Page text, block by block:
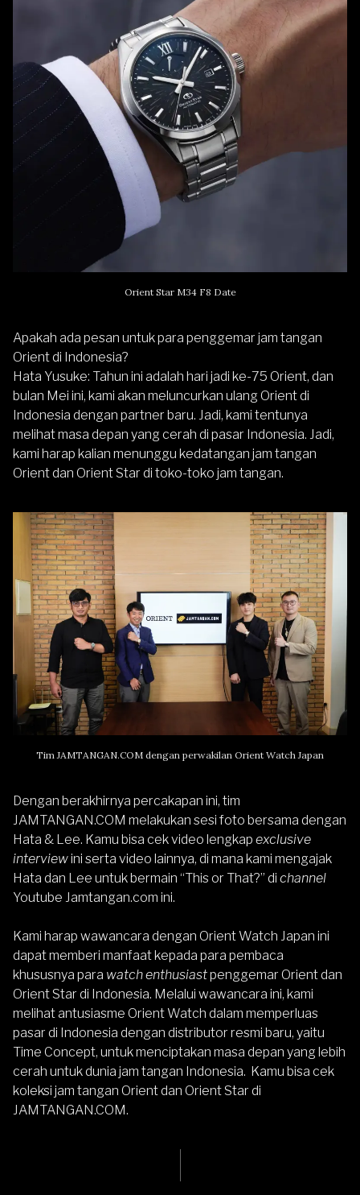
Orient Star M34 F8 Date
Apakah ada pesan untuk para penggemar jam tangan
Orient di Indonesia?
Hata Yusuke: Tahun ini adalah hari jadi ke-75 Orient, dan
bulan Mei ini, kami akan meluncurkan ulang Orient di
Indonesia dengan partner baru. Jadi, kami tentunya
melihat masa depan yang cerah di pasar Indonesia. Jadi,
kami harap kalian menunggu kedatangan jam tangan
Orient dan Orient Star di toko-toko jam tangan.
Tim JAMTANGAN.COM dengan perwakilan Orient Watch Japan
Dengan berakhirnya percakapan ini, tim
JAMTANGAN.COM melakukan sesi foto bersama dengan
Hata & Lee. Kamu bisa cek video lengkap exclusive
interviewini serta video lainnya, di mana kami mengajak
Hata dan Lee untuk bermain “This or That?” di channel
Youtube Jamtangan.com ini.
Kami harap wawancara dengan Orient Watch Japan ini
dapat memberi manfaat kepada para pembaca
khususnya para watch enthusiastpenggemar Orient dan
Orient Star di Indonesia. Melalui wawancara ini, kami
melihat antusiasme Orient Watch dalam memperluas
pasar di Indonesia dengan distributor resmi baru, yaitu
Time Concept, untuk menciptakan masa depan yang lebih
cerah untuk dunia jam tangan Indonesia. Kamu bisa cek
koleksi jam tangan Orientdan Orient Star di
JAMTANGAN.COM.